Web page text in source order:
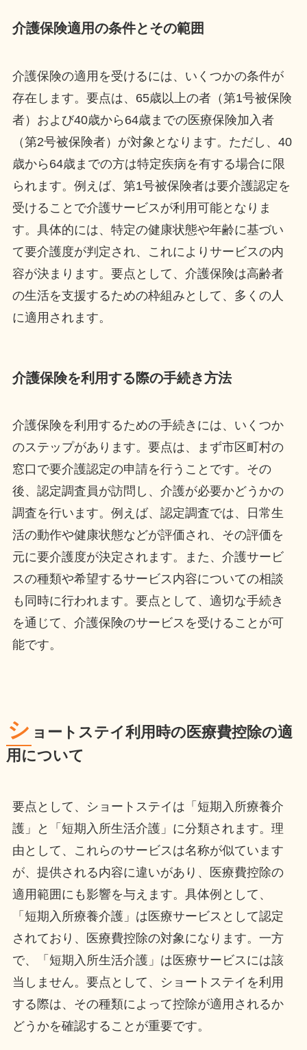
介護保険適用の条件とその範囲
介護保険の適用を受けるには、いくつかの条件が
存在します。要点は、65歳以上の者（第1号被保険
者）および40歳から64歳までの医療保険加入者
（第2号被保険者）が対象となります。ただし、40
歳から64歳までの方は特定疾病を有する場合に限
られます。例えば、第1号被保険者は要介護認定を
受けることで介護サービスが利用可能となりま
す。具体的には、特定の健康状態や年齢に基づい
て要介護度が判定され、これによりサービスの内
容が決まります。要点として、介護保険は高齢者
の生活を支援するための枠組みとして、多くの人
に適用されます。
介護保険を利用する際の手続き方法
介護保険を利用するための手続きには、いくつか
のステップがあります。要点は、まず市区町村の
窓口で要介護認定の申請を行うことです。その
後、認定調査員が訪問し、介護が必要かどうかの
調査を行います。例えば、認定調査では、日常生
活の動作や健康状態などが評価され、その評価を
元に要介護度が決定されます。また、介護サービ
スの種類や希望するサービス内容についての相談
も同時に行われます。要点として、適切な手続き
を通じて、介護保険のサービスを受けることが可
能です。
シ ョートステイ利用時の医療費控除の適
用について
要点として、ショートステイは「短期入所療養介
護」と「短期入所生活介護」に分類されます。理
由として、これらのサービスは名称が似ています
が、提供される内容に違いがあり、医療費控除の
適用範囲にも影響を与えます。具体例として、
「短期入所療養介護」は医療サービスとして認定
されており、医療費控除の対象になります。一方
で、「短期入所生活介護」は医療サービスには該
当しません。要点として、ショートステイを利用
する際は、その種類によって控除が適用されるか
どうかを確認することが重要です。